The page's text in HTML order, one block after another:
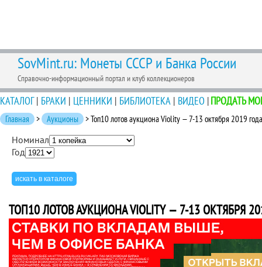
SovMint.ru: Монеты СССР и Банка России
Справочно-информационный портал и клуб коллекционеров
КАТАЛОГ| БРАКИ | ЦЕННИКИ | БИБЛИОТЕКА | ВИДЕО |ПРОДАТЬ
Главная > Аукционы > Топ10 лотов аукциона Violity — 7-13 октября 2019 года
Номинал
Год
ТОП10 ЛОТОВ АУКЦИОНА VIOLITY — 7-13 ОКТЯБРЯ